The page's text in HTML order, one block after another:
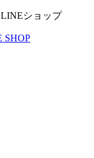
ショップ
SHOP